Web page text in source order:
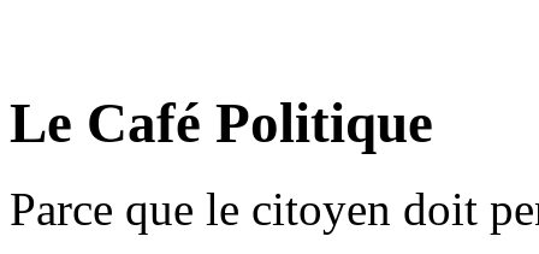
Le Café Politique
Parce que le citoyen doit